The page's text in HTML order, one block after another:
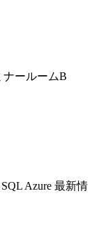
ールームB
Azure 最新情